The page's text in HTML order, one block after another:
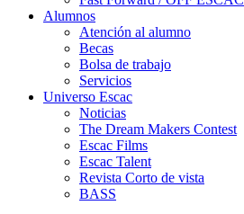
Alumnos
Atención al alumno
Becas
Bolsa de trabajo
Servicios
Universo Escac
Noticias
The Dream Makers Contest
Escac Films
Escac Talent
Revista Corto de vista
BASS